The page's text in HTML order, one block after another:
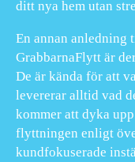
ditt nya hem utan
En annan
GrabbarnaFlytt är
De är kända för att
levererar alltid vad
kommer att dyka
flyttningen enligt
kundfokuserade